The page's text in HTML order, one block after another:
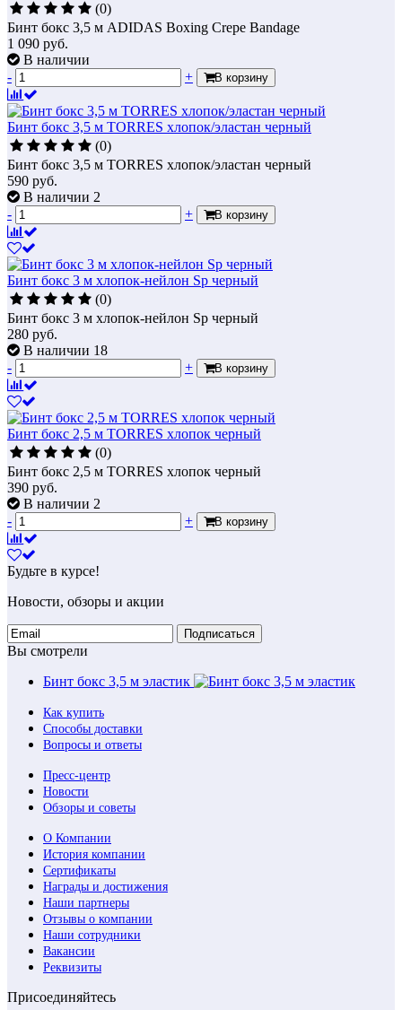
(0)
Бинт бокс 3,5 м ADIDAS Boxing Crepe Bandage
1 090 руб.
В наличии
-
+ В корзину
Бинт бокс 3,5 м TORRES хлопок/эластан черный
(0)
Бинт бокс 3,5 м TORRES хлопок/эластан черный
590 руб.
В наличии 2
-
+ В корзину
Бинт бокс 3 м хлопок-нейлон Sp черный
(0)
Бинт бокс 3 м хлопок-нейлон Sp черный
280 руб.
В наличии 18
-
+ В корзину
Бинт бокс 2,5 м TORRES хлопок черный
(0)
Бинт бокс 2,5 м TORRES хлопок черный
390 руб.
В наличии 2
-
+ В корзину
Будьте в курсе!
Новости, обзоры и акции
Подписаться
Вы смотрели
Бинт бокс 3,5 м эластик
Как купить
Способы доставки
Вопросы и ответы
Пресс-центр
Новости
Обзоры и советы
О Компании
История компании
Сертификаты
Награды и достижения
Наши партнеры
Отзывы о компании
Наши сотрудники
Вакансии
Реквизиты
Присоединяйтесь